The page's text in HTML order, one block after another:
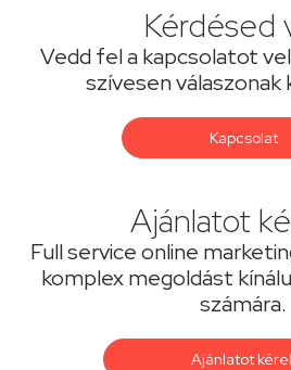
Kérdésed
Vedd fel a kapcsolatot
szívesen válaszonak
Kapcsolat
Ajánlatot
Full service online
komplex megoldást
számára.
Ajánlatot